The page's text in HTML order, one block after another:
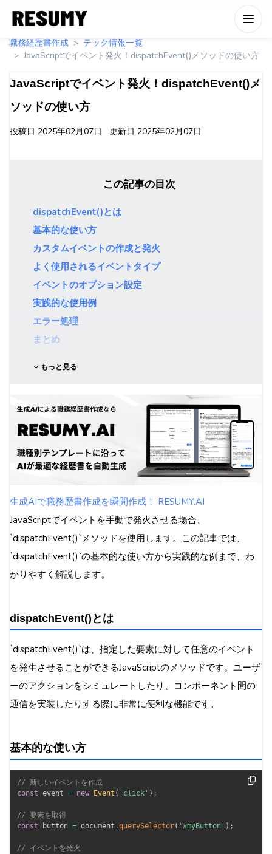
職務経歴書作成
テック情報一覧
JavaScriptでイベント発火！dispatchEvent()メソッドの使い方
JavaScriptでイベント発火！dispatchEvent()メ
ソッドの使い方
投稿日 2025年02月07日 更新日 2025年02月07日
この記事の目次
dispatchEvent()とは
基本的な使い方
カスタムイベントの作成と発火
よく使用されるイベントタイプ
イベントのオプション設定
実践的な使用例
エラー処理
まとめ
もっと見る
生成AIで職務歴書作成を瞬間作成！ RESUMY.AI
JavaScriptでイベントを手動で発火させる場合、
`dispatchEvent()`メソッドを使用します。この記事では、
`dispatchEvent()`の基本的な使い方から実践的な例まで、わ
かりやすく解説します。
dispatchEvent()とは
`dispatchEvent()`は、指定した要素に対して任意のイベント
を発生させることができるJavaScriptのメソッドです。ユーザ
ーのアクションをシミュレートしたり、コンポーネント間の
通信を実装したりする際に非常に便利な機能です。
基本的な使い方
// 新しいイベントを作成
const event = new Event ( 'click' ) ;
// 要素を取得
const button = document .querySelector( '#myButton' ) ;
// イベントを発火